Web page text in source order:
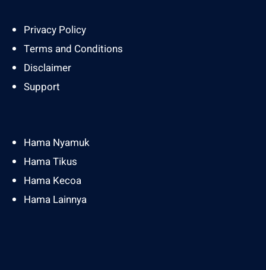
Privacy Policy
Terms and Conditions
Disclaimer
Support
Hama Nyamuk
Hama Tikus
Hama Kecoa
Hama Lainnya